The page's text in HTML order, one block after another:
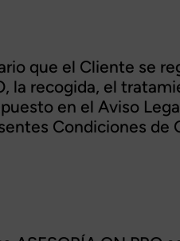
que el Cliente se
la recogida, el
en el Aviso
Condiciones de